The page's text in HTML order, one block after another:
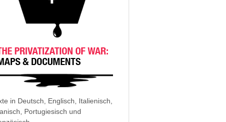
in Deutsch, Englisch, Italienisch,
Portugiesisch und